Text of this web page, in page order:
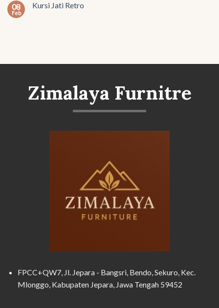
08
Feb
Kursi Jati Retro
Zimalaya Furnitre
FPCC+QW7, Jl. Jepara - Bangsri, Bendo, Sekuro, Kec.
Mlonggo, Kabupaten Jepara, Jawa Tengah 59452